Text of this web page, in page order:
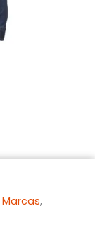
Marcas,